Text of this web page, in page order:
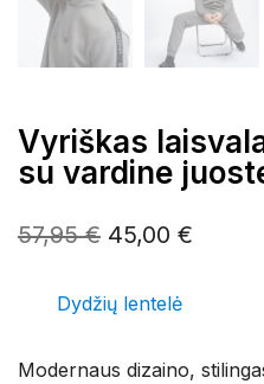
Vyriškas
su vardine
57,95€ Original
was:
57,95 €.
45,00 €
45,00
Dydžių lentelė
Modernaus dizaino,